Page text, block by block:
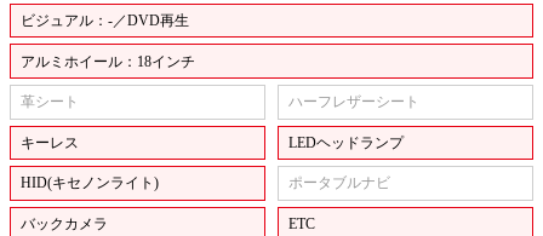
ビジュアル：-／DVD再生
アルミホイール：18インチ
革シート ハーフレザーシート
キーレス LEDヘッドランプ
HID(キセノンライト) ポータブルナビ
バックカメラ ETC